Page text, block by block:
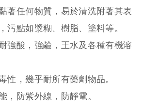
著任何物質，易於清洗附著其表
污點如漿糊、樹脂、塗料等。
強酸，強鹼，王水及各種有機溶
性，幾乎耐所有藥劑物品。
，防紫外線，防靜電。